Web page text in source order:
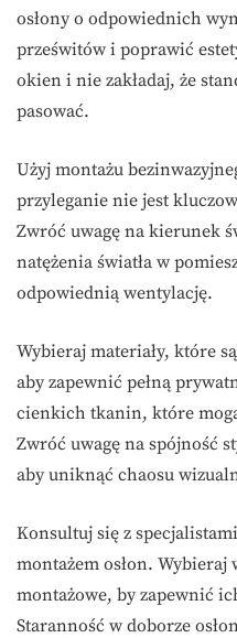
osłony o odpowiednich
prześwitów i poprawić
okien i nie zakładaj, że
pasować.
Użyj montażu
przyleganie nie jest
Zwróć uwagę na kierunek
natężenia światła w
odpowiednią wentylację.
Wybieraj materiały, które
aby zapewnić pełną
cienkich tkanin, które
Zwróć uwagę na spójność
aby uniknąć chaosu
Konsultuj się z
montażem osłon. Wybieraj
montażowe, by zapewnić
Staranność w doborze